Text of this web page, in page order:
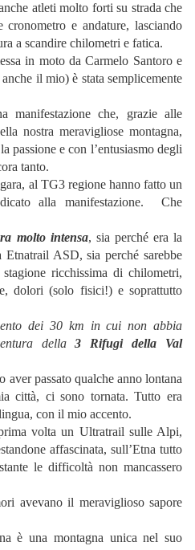
atleti molto forti su strada che
cronometro e andature, lasciando
a scandire chilometri e fatica.
in moto da Carmelo Santoro e
il mio) è stata semplicemente
manifestazione che, grazie alle
nostra meravigliose montagna,
passione e con l’entusiasmo degli
tanto.
al TG3 regione hanno fatto un
alla manifestazione. Che
molto intensa, sia perché era la
ASD, sia perché sarebbe
ricchissima di chilometri,
dolori (solo fisici!) e soprattutto
dei 30 km in cui non abbia
della3 Rifugi della Val
passato qualche anno lontana
città, ci sono tornata. Tutto era
con il mio accento.
volta un Ultratrail sulle Alpi,
affascinata, sull’Etna tutto
le difficoltà non mancassero
avevano il meraviglioso sapore
è una montagna unica nel suo